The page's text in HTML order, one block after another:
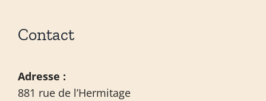
Contact
Adresse :
881 rue de l’Hermitage